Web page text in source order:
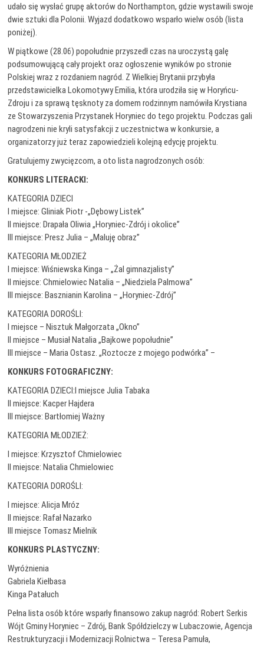
udało się wysłać grupę aktorów do Northampton, gdzie wystawili swoje
dwie sztuki dla Polonii. Wyjazd dodatkowo wsparło wielw osób (lista
poniżej).
W piątkowe (28.06) popołudnie przyszedł czas na uroczystą galę
podsumowującą cały projekt oraz ogłoszenie wyników po stronie
Polskiej wraz z rozdaniem nagród. Z Wielkiej Brytanii przybyła
przedstawicielka Lokomotywy Emilia, która urodziła się w Horyńcu-
Zdroju i za sprawą tęsknoty za domem rodzinnym namówiła Krystiana
ze Stowarzyszenia Przystanek Horyniec do tego projektu. Podczas gali
nagrodzeni nie kryli satysfakcji z uczestnictwa w konkursie, a
organizatorzy już teraz zapowiedzieli kolejną edycję projektu.
Gratulujemy zwycięzcom, a oto lista nagrodzonych osób:
KONKURS LITERACKI:
KATEGORIA DZIECI
I miejsce: Gliniak Piotr -„Dębowy Listek”
II miejsce: Drapała Oliwia „Horyniec-Zdrój i okolice”
III miejsce: Presz Julia – „Maluję obraz”
KATEGORIA MŁODZIEŻ
I miejsce: Wiśniewska Kinga – „Żal gimnazjalisty”
II miejsce: Chmielowiec Natalia – „Niedziela Palmowa”
III miejsce: Basznianin Karolina – „Horyniec-Zdrój”
KATEGORIA DOROŚLI:
I miejsce – Nisztuk Małgorzata „Okno”
II miejsce – Musiał Natalia „Bajkowe popołudnie”
III miejsce – Maria Ostasz. „Roztocze z mojego podwórka” –
KONKURS FOTOGRAFICZNY:
KATEGORIA DZIECI:I miejsce Julia Tabaka
II miejsce: Kacper Hajdera
III miejsce: Bartłomiej Ważny
KATEGORIA MŁODZIEŻ:
I miejsce: Krzysztof Chmielowiec
II miejsce: Natalia Chmielowiec
KATEGORIA DOROŚLI:
I miejsce: Alicja Mróz
II miejsce: Rafał Nazarko
III miejsce Tomasz Mielnik
KONKURS PLASTYCZNY:
Wyróżnienia
Gabriela Kiełbasa
Kinga Patałuch
Pełna lista osób które wsparły finansowo zakup nagród: Robert Serkis
Wójt Gminy Horyniec – Zdrój, Bank Spółdzielczy w Lubaczowie, Agencja
Restrukturyzacji i Modernizacji Rolnictwa – Teresa Pamuła,